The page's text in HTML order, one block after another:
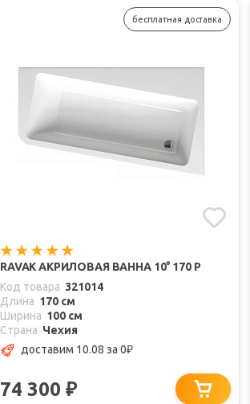
бесплатная доставка
RAVAK АКРИЛОВАЯ ВАННА 10° 170 P
Код товара 321014
Длина 170 см
Ширина 100 см
Страна Чехия
доставим 10.08 за 0₽
74 300 ₽